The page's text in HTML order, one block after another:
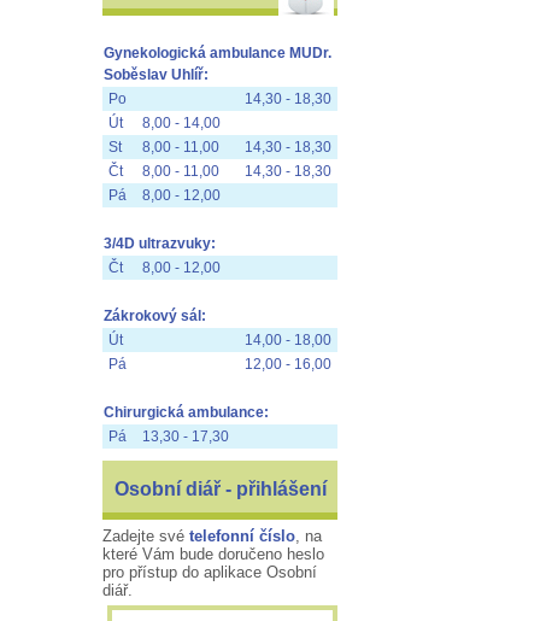
Gynekologická ambulance MUDr.
Soběslav Uhlíř:
Po
14,30 - 18,30
Út
8,00 - 14,00
St
8,00 - 11,00
14,30 - 18,30
Čt
8,00 - 11,00
14,30 - 18,30
Pá
8,00 - 12,00
3/4D ultrazvuky:
Čt
8,00 - 12,00
Zákrokový sál:
Út
14,00 - 18,00
Pá
12,00 - 16,00
Chirurgická ambulance:
Pá
13,30 - 17,30
Osobní diář - přihlášení
Zadejte své telefonní číslo, na
které Vám bude doručeno heslo
pro přístup do aplikace Osobní
diář.